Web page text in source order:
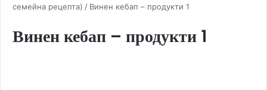
семейна рецепта) / Винен кебап – продукти 1
Винен кебап – продукти 1